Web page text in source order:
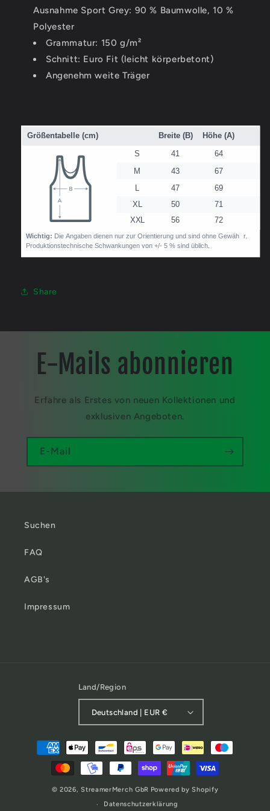
Ausnahme Sport Grey: 90 % Baumwolle, 10 %
Polyester
Grammatur: 150 g/m²
Schnitt: Euro Fit (leicht körperbetont)
Angenehm weite Träger
Share
E-Mails abonnieren
Erfahre als Erstes von neuen Kollektionen und
exklusiven Angeboten.
E-Mail
Suchen
FAQ
AGB's
Impressum
Land/Region
Deutschland | EUR €
Zahlungsmethoden
© 2026,StreamerMerch GbR Powered by Shopify
Datenschutzerklärung